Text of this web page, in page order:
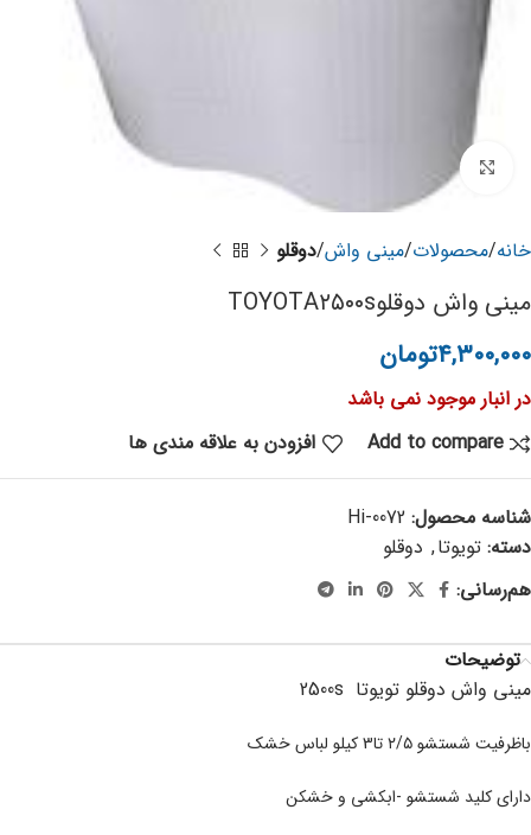
برای بزرگنمایی کلیک کنید
خانه محصولات مینی واش دوقلو
مینی واش دوقلوTOYOTA۲۵۰۰s
۴,۳۰۰,۰۰۰تومان
در انبار موجود نمی باشد
Add to compare
افزودن به علاقه مندی ها
شناسه محصول: Hi-0072
دسته: تویوتا, دوقلو
هم‌رسانی:
توضیحات
مینی واش دوقلو تویوتا 2500s
باظرفیت شستشو ۲/۵ تا3 کیلو لباس خشک
دارای کلید شستشو -ابکشی و خشکن